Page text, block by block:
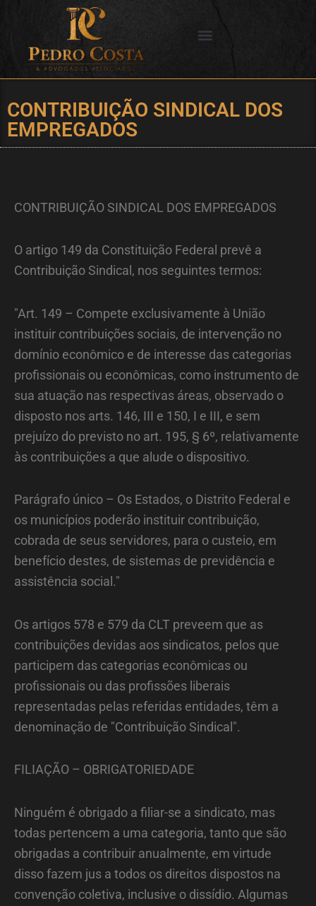
conteúdo
CONTRIBUIÇÃO SINDICAL DOS
EMPREGADOS
CONTRIBUIÇÃO SINDICAL DOS EMPREGADOS
O artigo 149 da Constituição Federal prevê a
Contribuição Sindical, nos seguintes termos:
"Art. 149 – Compete exclusivamente à União
instituir contribuições sociais, de intervenção no
domínio econômico e de interesse das categorias
profissionais ou econômicas, como instrumento de
sua atuação nas respectivas áreas, observado o
disposto nos arts. 146, III e 150, I e III, e sem
prejuízo do previsto no art. 195, § 6º, relativamente
às contribuições a que alude o dispositivo.
Parágrafo único – Os Estados, o Distrito Federal e
os municípios poderão instituir contribuição,
cobrada de seus servidores, para o custeio, em
benefício destes, de sistemas de previdência e
assistência social."
Os artigos 578 e 579 da CLT preveem que as
contribuições devidas aos sindicatos, pelos que
participem das categorias econômicas ou
profissionais ou das profissões liberais
representadas pelas referidas entidades, têm a
denominação de "Contribuição Sindical".
FILIAÇÃO – OBRIGATORIEDADE
Ninguém é obrigado a filiar-se a sindicato, mas
todas pertencem a uma categoria, tanto que são
obrigadas a contribuir anualmente, em virtude
disso fazem jus a todos os direitos dispostos na
convenção coletiva, inclusive o dissídio. Algumas